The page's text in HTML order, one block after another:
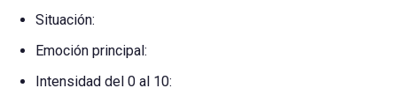
Situación:
Emoción principal:
Intensidad del 0 al 10: